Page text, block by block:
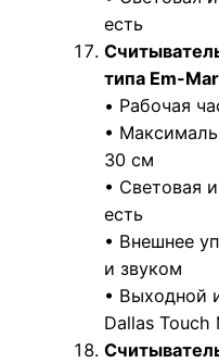
есть
типа Em-
• Рабочая
•
30 см
• Световая
есть
• Внешнее
и звуком
• Выходной
Dallas Touch